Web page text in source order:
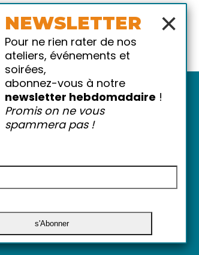
×
NEWSLETTER
Pour ne rien rater de nos
ateliers, événements et
soirées,
abonnez-vous à notre
newsletter hebdomadaire !
Promis on ne vous
spammera pas !